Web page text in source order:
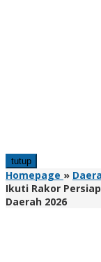
tutup
Homepage »
Ikuti Rakor
Daerah 2026